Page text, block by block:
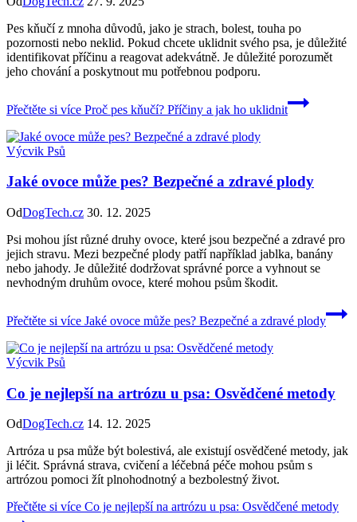
Pes kňučí z mnoha důvodů, jako je strach, bolest, touha po
pozornosti nebo neklid. Pokud chcete uklidnit svého psa, je důležité
identifikovat příčinu a reagovat adekvátně. Je důležité porozumět
jeho chování a poskytnout mu potřebnou podporu.
Přečtěte si více Proč pes kňučí? Příčiny a jak ho uklidnit
Výcvik Psů
Jaké ovoce může pes? Bezpečné a zdravé plody
OdDogTech.cz 30. 12. 2025
Psi mohou jíst různé druhy ovoce, které jsou bezpečné a zdravé pro
jejich stravu. Mezi bezpečné plody patří například jablka, banány
nebo jahody. Je důležité dodržovat správné porce a vyhnout se
nevhodným druhům ovoce, které mohou psům škodit.
Přečtěte si více Jaké ovoce může pes? Bezpečné a zdravé plody
Výcvik Psů
Co je nejlepší na artrózu u psa: Osvědčené metody
OdDogTech.cz 14. 12. 2025
Artróza u psa může být bolestivá, ale existují osvědčené metody, jak
ji léčit. Správná strava, cvičení a léčebná péče mohou psům s
artrózou pomoci žít plnohodnotný a bezbolestný život.
Přečtěte si více Co je nejlepší na artrózu u psa: Osvědčené metody